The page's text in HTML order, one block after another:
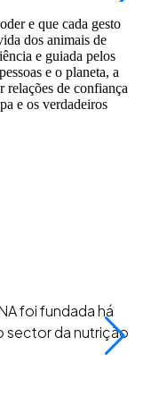
e que cada gesto
dos animais de
e guiada pelos
e o planeta, a
de confiança
e os verdadeiros
foi fundada há
sector da nutrição